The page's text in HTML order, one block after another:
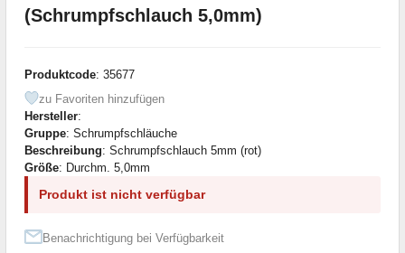
(Schrumpfschlauch 5,0mm)
Produktcode: 35677
zu Favoriten hinzufügen
Hersteller:
Gruppe: Schrumpfschläuche
Beschreibung: Schrumpfschlauch 5mm (rot)
Größe: Durchm. 5,0mm
Produkt ist nicht verfügbar
Benachrichtigung bei Verfügbarkeit